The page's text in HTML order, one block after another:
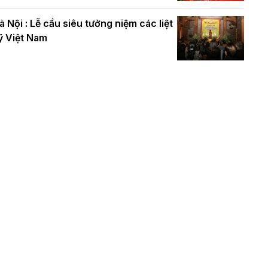
Nội : Lễ cầu siêu tưởng niệm các liệt
Việt Nam